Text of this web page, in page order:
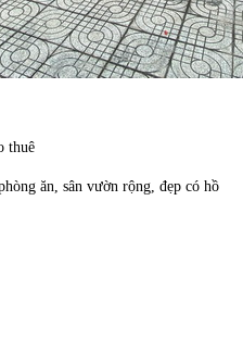
thuê
ăn, sân vườn rộng, đẹp có hồ